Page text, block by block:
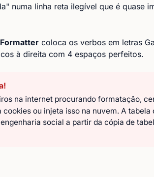
numa linha reta ilegível que é quase
coloca os verbos em letras
à direita com 4 espaços perfeitos.
na internet procurando formatação,
ou injeta isso na nuvem. A tabela
social a partir da cópia de